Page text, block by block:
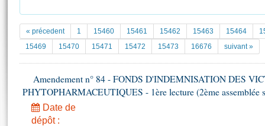
Documents parlementaires
Projets de loi
Propositions de loi
Amendements
Textes adoptés
Documents de référence
( Constitution | Règlement de l'Assemblée ... )
Histoire
Juniors
Anciennes législatures
La Bibliothèque
Les archives
Photos libres de droit
« précedent 1 15460 15461 15462 15463 15464
15469
15470 15471 15472 15473 16676 suivant »
Amendement n° 84 - FONDS D'INDEMNISATION DES
PHYTOPHARMACEUTIQUES - 1ère lecture (2ème assemblée
Date de
dépôt :